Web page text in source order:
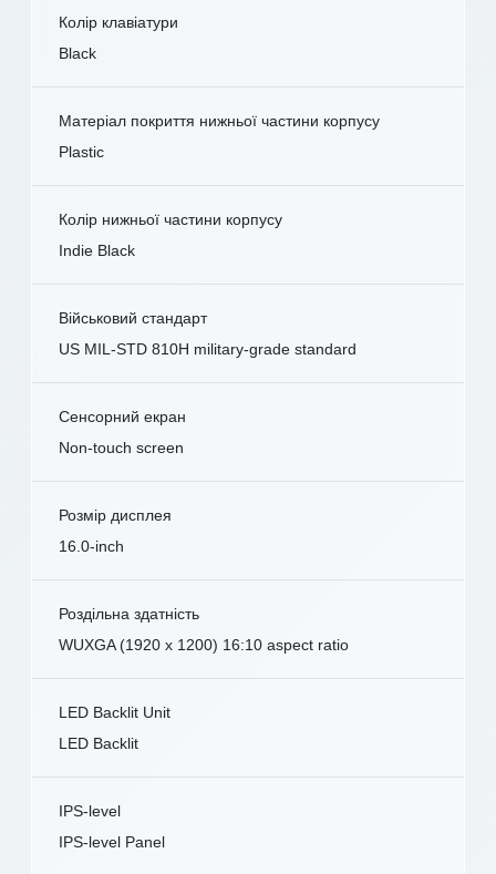
Колір клавіатури
Black
Матеріал покриття нижньої частини корпусу
Plastic
Колір нижньої частини корпусу
Indie Black
Військовий стандарт
US MIL-STD 810H military-grade standard
Сенсорний екран
Non-touch screen
Розмір дисплея
16.0-inch
Роздільна здатність
WUXGA (1920 x 1200) 16:10 aspect ratio
LED Backlit Unit
LED Backlit
IPS-level
IPS-level Panel